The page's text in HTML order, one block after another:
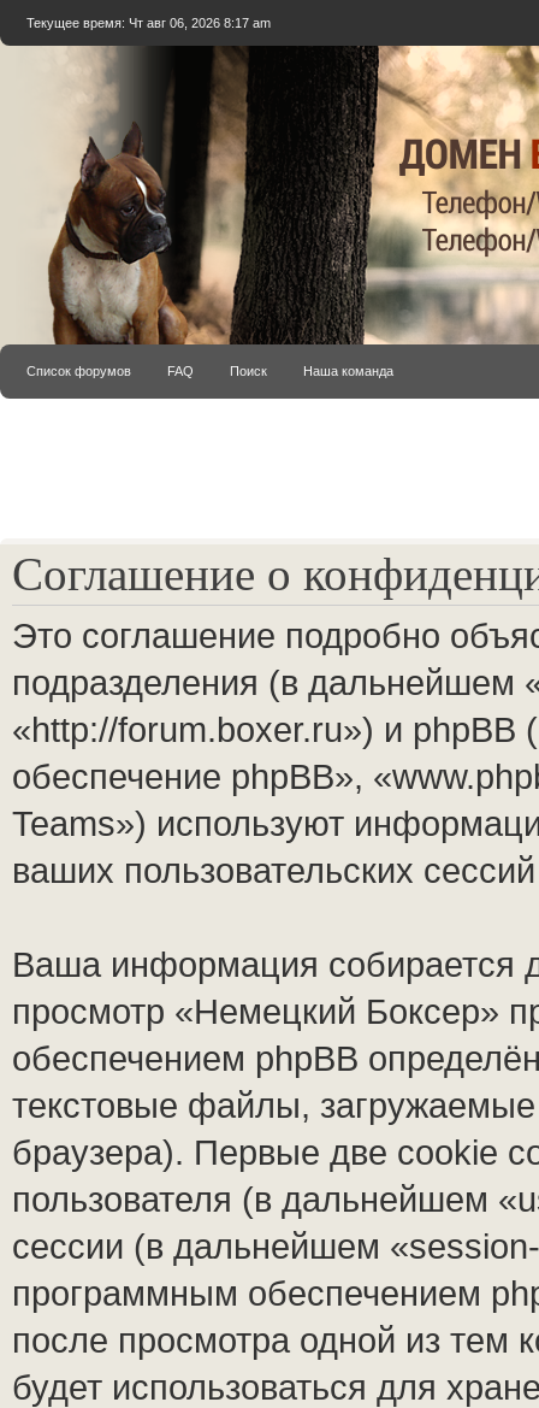
Текущее время: Чт авг 06, 2026 8:17 am
Список форумов FAQ Поиск Наша команда
Соглашение о
Это соглашение подробно
подразделения (в
«http://forum.boxer.ru») и
обеспечение phpBB»,
Teams») используют
ваших пользовательских
Ваша информация собирается
просмотр «Немецкий Боксер»
обеспечением phpBB
текстовые файлы,
браузера). Первые две cookie
пользователя (в дальнейшем
сессии (в дальнейшем
программным обеспечением
после просмотра одной из тем
будет использоваться для